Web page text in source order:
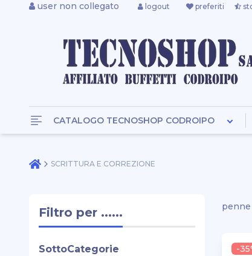
user non collegato logout preferiti
CATALOGO TECNOSHOP CODROIPO
SCRITTURA E CORREZIONE
Filtro per ......
SottoCategorie -